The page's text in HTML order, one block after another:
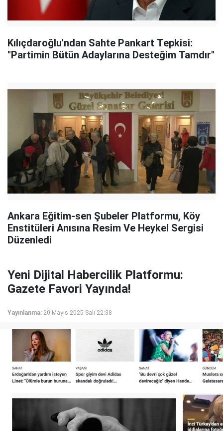
Kılıçdaroğlu'ndan Sahte Pankart Tepkisi:
"Partimin Bütün Adaylarına Desteğim Tamdır"
Ankara Eğitim-sen Şubeler Platformu, Köy
Enstitüleri Anısına Resim Ve Heykel Sergisi
Düzenledi
Yeni Dijital Habercilik Platformu:
Gazete Favori Yayında!
Yayınlanma: 20 Mayıs 2025 Salı 22:38